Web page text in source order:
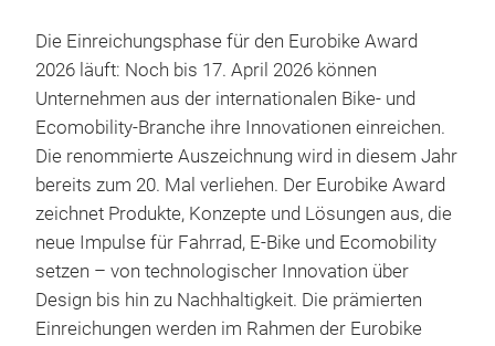
Die Einreichungsphase für den Eurobike Award
2026 läuft: Noch bis 17. April 2026 können
Unternehmen aus der internationalen Bike- und
Ecomobility-Branche ihre Innovationen einreichen.
Die renommierte Auszeichnung wird in diesem Jahr
bereits zum 20. Mal verliehen. Der Eurobike Award
zeichnet Produkte, Konzepte und Lösungen aus, die
neue Impulse für Fahrrad, E-Bike und Ecomobility
setzen – von technologischer Innovation über
Design bis hin zu Nachhaltigkeit. Die prämierten
Einreichungen werden im Rahmen der Eurobike